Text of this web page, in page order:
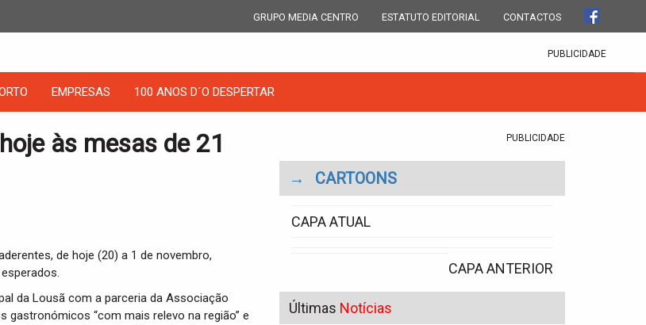
GRUPO MEDIA CENTRO ESTATUTO EDITORIAL CONTACTOS
PUBLICIDADE
EMPRESAS 100 ANOS D´O DESPERTAR
às mesas de 21
de hoje (20) a 1 de novembro,
da Lousã com a parceria da Associação
“com mais relevo na região” e
PUBLICIDADE
→ CARTOONS
CAPA ATUAL
CAPA ANTERIOR
Últimas Notícias